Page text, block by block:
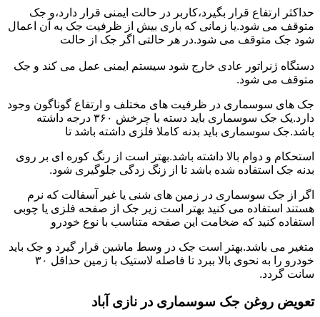
حداکثر ارتفاع قرار بگیرد،کاربر در حالت ایمنی قرار دارد،و جک
متوقف می شود.یا زمانی که باری بیش از ظرفیت جک به آن اعمال
شود جک متوقف می شود.در هر حالتی اگر جک از حالت
دستگاه ژنراتور عادی خارج شود سیستم ایمنی عمل می کند و جک
متوقف می شود.
جک های سوسماری در ظرفیت های مختلف و ارتفاع گوناگون وجود
دارد.یک جک سوسماری باید دسته با چرخش ۳۶۰ درجه داشته
باشد.جک سوسماری باید بدنه کاملا فلزی داشته باشد تا
استحکام و دوام بالا داشته باشد.بهتر است از رنگ کوره ای بر روی
بدنه جک استفاده شده باشد تا از زنگ زدگی جلوگیری شود.
اگر از جک سوسماری در زمین های شنی یا غیر آسفالت که نرم
هستند استفاده می کنید بهتر است زیر جک از صفحه فلزی یا چوبی
استفاده کنید که ضخامت این صفحه متناسب با نوع خودرو
متغیر می باشد.بهتر است جک در وسط ماشین قرار گیرد و جک باید
خودرو را به نحوی بالا ببرد تا فاصله لاستیک با زمین حداقل ۳۰
سانت گردد.
تعویض روغن جک سوسماری در نازی آباد